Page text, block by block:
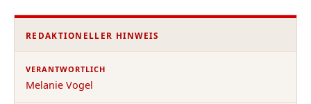
REDAKTIONELLER HINWEIS
VERANTWORTLICH
Melanie Vogel